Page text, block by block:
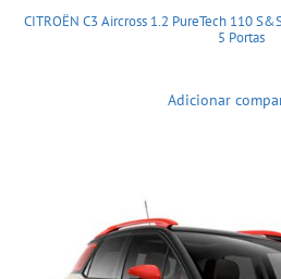
CITROËN C3 Aircross 1.2 PureTech 110
5 Portas
Adicionar